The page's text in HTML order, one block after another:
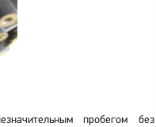
пробегом без